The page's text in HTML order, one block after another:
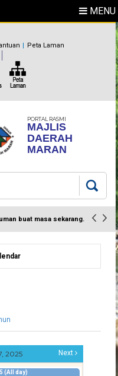
MENU
Peta Laman
PORTAL RASMI
MAJLIS
DAERAH
MARAN
buat masa sekarang.
2025 Next
(All day)